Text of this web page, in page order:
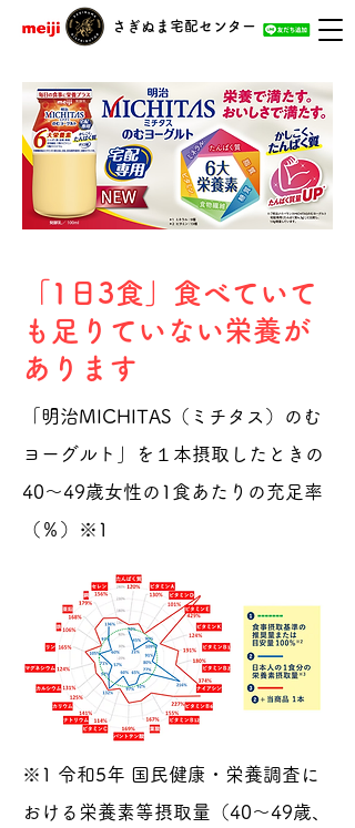
さぎぬま宅配センター
「1日3食」食べていて
も足りていない栄養が
あります
「明治MICHITAS（ミチタス）のむ
ヨーグルト」を１本摂取したときの
40～49歳女性の1食あたりの充足率
（％）※1
※1 令和5年 国民健康・栄養調査に
おける栄養素等摂取量（40〜49歳、